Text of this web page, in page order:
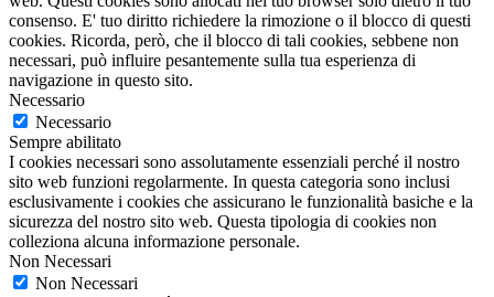
consenso. E' tuo diritto richiedere la rimozione o il blocco di questi
cookies. Ricorda, però, che il blocco di tali cookies, sebbene non
necessari, può influire pesantemente sulla tua esperienza di
navigazione in questo sito.
Necessario
Necessario
Sempre abilitato
I cookies necessari sono assolutamente essenziali perché il nostro
sito web funzioni regolarmente. In questa categoria sono inclusi
esclusivamente i cookies che assicurano le funzionalità basiche e la
sicurezza del nostro sito web. Questa tipologia di cookies non
colleziona alcuna informazione personale.
Non Necessari
Non Necessari